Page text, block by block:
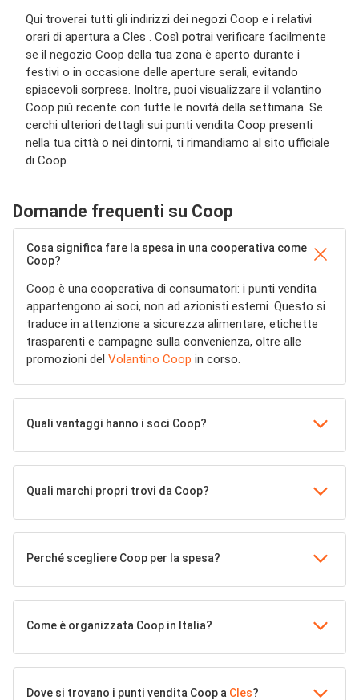
Qui troverai tutti gli indirizzi dei negozi Coop e i relativi
orari di apertura a Cles . Così potrai verificare facilmente
se il negozio Coop della tua zona è aperto durante i
festivi o in occasione delle aperture serali, evitando
spiacevoli sorprese. Inoltre, puoi visualizzare il volantino
Coop più recente con tutte le novità della settimana. Se
cerchi ulteriori dettagli sui punti vendita Coop presenti
nella tua città o nei dintorni, ti rimandiamo al sito ufficiale
di Coop.
Domande frequenti su Coop
Cosa significa fare la spesa in una cooperativa come
Coop?
Coop è una cooperativa di consumatori: i punti vendita
appartengono ai soci, non ad azionisti esterni. Questo si
traduce in attenzione a sicurezza alimentare, etichette
trasparenti e campagne sulla convenienza, oltre alle
promozioni del Volantino Coop in corso.
Quali vantaggi hanno i soci Coop?
Quali marchi propri trovi da Coop?
Perché scegliere Coop per la spesa?
Come è organizzata Coop in Italia?
Dove si trovano i punti vendita Coop a Cles?